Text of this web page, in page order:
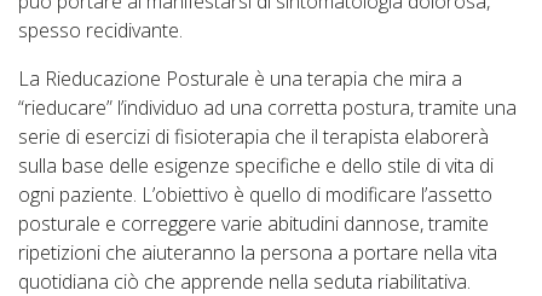
spesso recidivante.
La Rieducazione Posturale è una terapia che mira a
“rieducare” l’individuo ad una corretta postura, tramite una
serie di esercizi di fisioterapia che il terapista elaborerà
sulla base delle esigenze specifiche e dello stile di vita di
ogni paziente. L’obiettivo è quello di modificare l’assetto
posturale e correggere varie abitudini dannose, tramite
ripetizioni che aiuteranno la persona a portare nella vita
quotidiana ciò che apprende nella seduta riabilitativa.